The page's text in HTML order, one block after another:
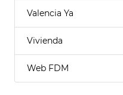
Valencia Ya
Vivienda
Web FDM